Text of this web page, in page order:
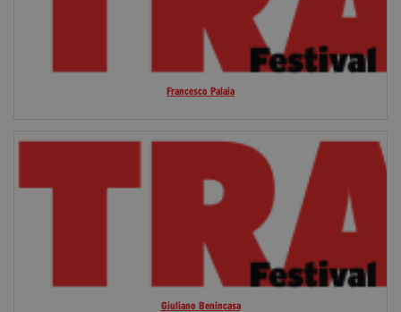
Francesco Palaia
Giuliano Benincasa